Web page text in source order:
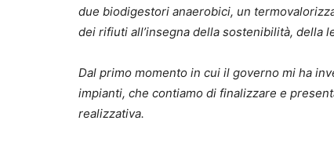
due biodigestori anaerobici, un
dei rifiuti all’insegna della sostenibilità, della
Dal primo momento in cui il governo mi ha
impianti, che contiamo di finalizzare e
realizzativa.